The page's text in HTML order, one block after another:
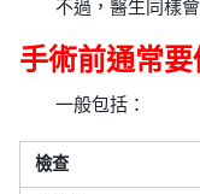
不過，醫生同樣
手術前通常要
一般包括：
檢查